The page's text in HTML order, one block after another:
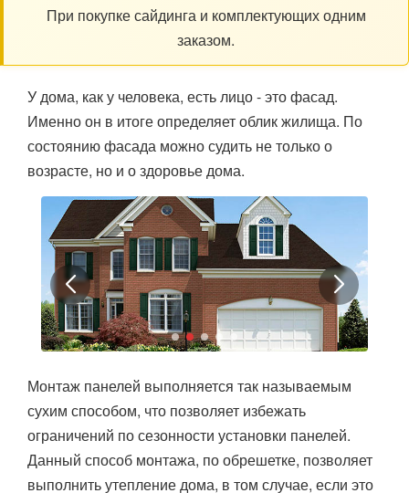
При покупке сайдинга и комплектующих одним
заказом.
У дома, как у человека, есть лицо - это фасад.
Именно он в итоге определяет облик жилища. По
состоянию фасада можно судить не только о
возрасте, но и о здоровье дома.
Монтаж панелей выполняется так называемым
сухим способом, что позволяет избежать
ограничений по сезонности установки панелей.
Данный способ монтажа, по обрешетке, позволяет
выполнить утепление дома, в том случае, если это